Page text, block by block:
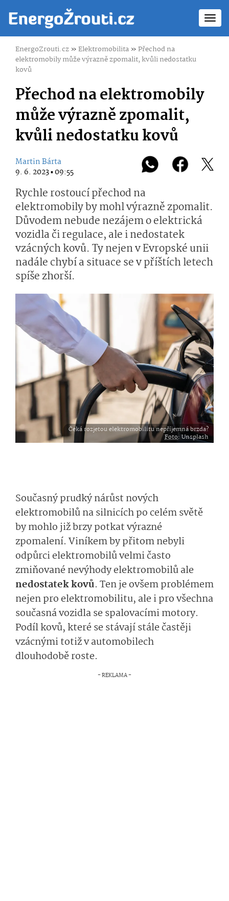
EnergoZrouti.cz»Elektromobilita»Přechod na
elektromobily může výrazně zpomalit, kvůli nedostatku
kovů
Přechod na elektromobily
může výrazně zpomalit,
kvůli nedostatku kovů
Martin Bárta
9. 6. 2023 ▪ 09:55
Rychle rostoucí přechod na
elektromobily by mohl výrazně zpomalit.
Důvodem nebude nezájem o elektrická
vozidla či regulace, ale i nedostatek
vzácných kovů. Ty nejen v Evropské unii
nadále chybí a situace se v příštích letech
spíše zhorší.
Čeká rozjetou elektromobilitu nepříjemná brzda?
Foto: Unsplash
Současný prudký nárůst nových
elektromobilů na silnicích po celém světě
by mohlo již brzy potkat výrazné
zpomalení. Viníkem by přitom nebyli
odpůrci elektromobilů velmi často
zmiňované nevýhody elektromobilů ale
nedostatek kovů. Ten je ovšem problémem
nejen pro elektromobilitu, ale i pro všechna
současná vozidla se spalovacími motory.
Podíl kovů, které se stávají stále častěji
vzácnými totiž v automobilech
dlouhodobě roste.